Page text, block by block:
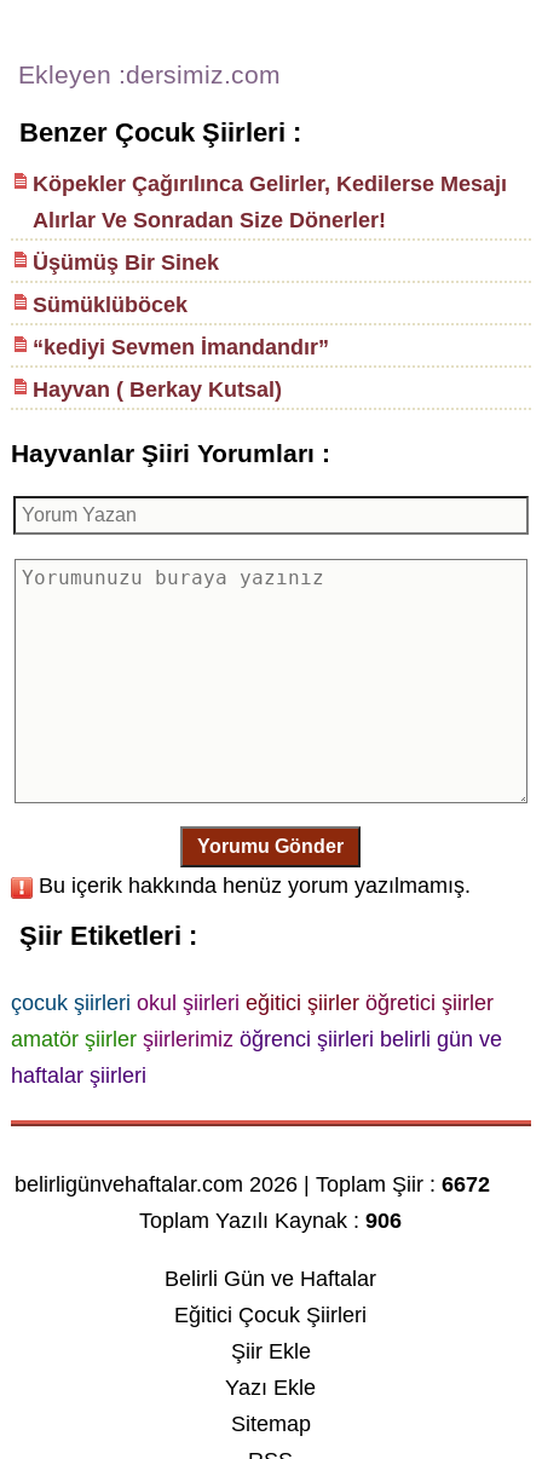
Ekleyen :dersimiz.com
Benzer Çocuk Şiirleri :
Köpekler Çağırılınca Gelirler, Kedilerse Mesajı
Alırlar Ve Sonradan Size Dönerler!
Üşümüş Bir Sinek
Sümüklüböcek
“kediyi Sevmen İmandandır”
Hayvan ( Berkay Kutsal)
Hayvanlar Şiiri Yorumları :
Yorumu Gönder
Bu içerik hakkında henüz yorum yazılmamış.
Şiir Etiketleri :
çocuk şiirleri okul şiirleri eğitici şiirler öğretici şiirler
amatör şiirler şiirlerimiz öğrenci şiirleri belirli gün ve
haftalar şiirleri
belirligünvehaftalar.com 2026 | Toplam Şiir :6672
Toplam Yazılı Kaynak :906
Belirli Gün ve Haftalar
Eğitici Çocuk Şiirleri
Şiir Ekle
Yazı Ekle
Sitemap